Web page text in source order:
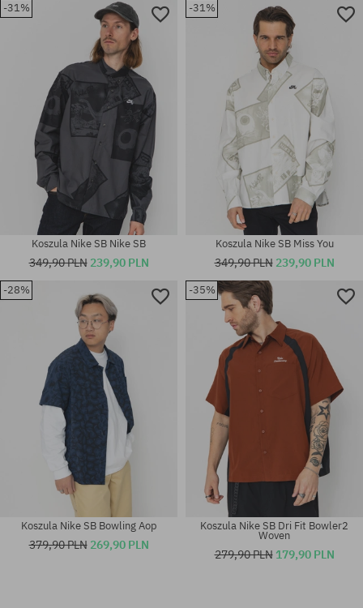
-31%
Koszula Nike SB Nike SB
349,90 PLN 239,90 PLN
-31%
Koszula Nike SB Miss You
349,90 PLN 239,90 PLN
-28%
Koszula Nike SB Bowling Aop
379,90 PLN 269,90 PLN
-35%
Koszula Nike SB Dri Fit Bowler2
Woven
279,90 PLN 179,90 PLN